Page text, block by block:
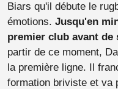
Biars qu'il débute le
émotions. Jusqu'en
premier club avant de
partir de ce moment,
la première ligne. Il
formation briviste et va